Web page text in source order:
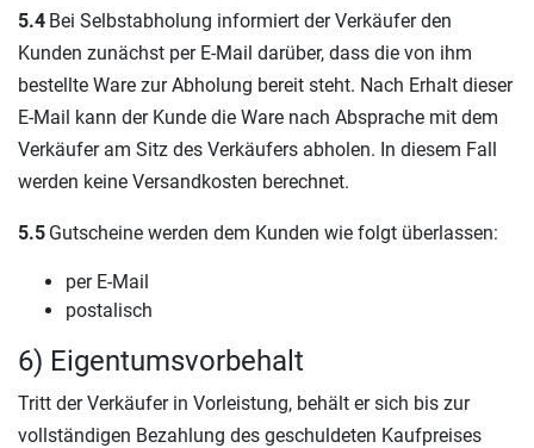
5.4 Bei Selbstabholung informiert der Verkäufer den
Kunden zunächst per E-Mail darüber, dass die von ihm
bestellte Ware zur Abholung bereit steht. Nach Erhalt dieser
E-Mail kann der Kunde die Ware nach Absprache mit dem
Verkäufer am Sitz des Verkäufers abholen. In diesem Fall
werden keine Versandkosten berechnet.
5.5 Gutscheine werden dem Kunden wie folgt überlassen:
per E-Mail
postalisch
6) Eigentumsvorbehalt
Tritt der Verkäufer in Vorleistung, behält er sich bis zur
vollständigen Bezahlung des geschuldeten Kaufpreises